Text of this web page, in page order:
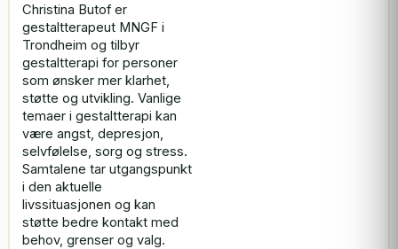
Christina Butof er
gestaltterapeut MNGF i
Trondheim og tilbyr
gestaltterapi for personer
som ønsker mer klarhet,
støtte og utvikling. Vanlige
temaer i gestaltterapi kan
være angst, depresjon,
selvfølelse, sorg og stress.
Samtalene tar utgangspunkt
i den aktuelle
livssituasjonen og kan
støtte bedre kontakt med
behov, grenser og valg.